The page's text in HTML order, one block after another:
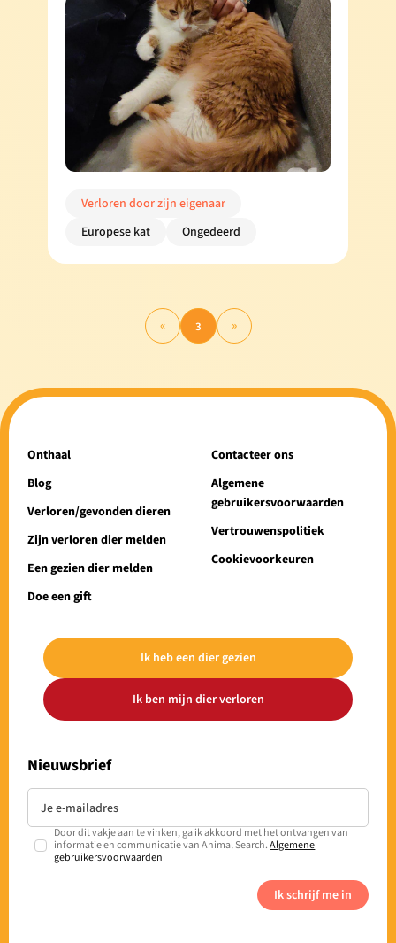
Verloren door zijn eigenaar
Europese kat
Ongedeerd
« 3 »
Onthaal
Blog
Verloren/gevonden dieren
Zijn verloren dier melden
Een gezien dier melden
Doe een gift
Contacteer ons
Algemene
gebruikersvoorwaarden
Vertrouwenspolitiek
Cookievoorkeuren
Ik heb een dier gezien
Ik ben mijn dier verloren
Nieuwsbrief
Door dit vakje aan te vinken, ga ik akkoord met het ontvangen van
informatie en communicatie van Animal Search.Algemene
gebruikersvoorwaarden
Ik schrijf me in